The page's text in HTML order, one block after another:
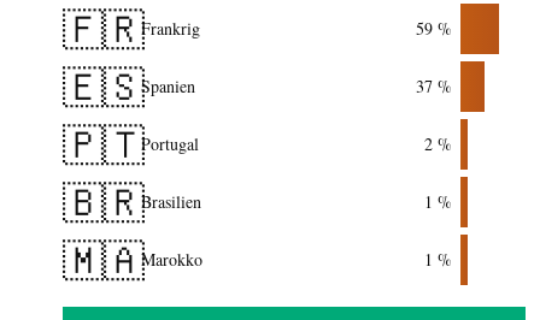
🇫🇷Frankrig 59 %
🇪🇸Spanien 37 %
🇵🇹Portugal 2 %
🇧🇷Brasilien 1 %
🇲🇦Marokko 1 %